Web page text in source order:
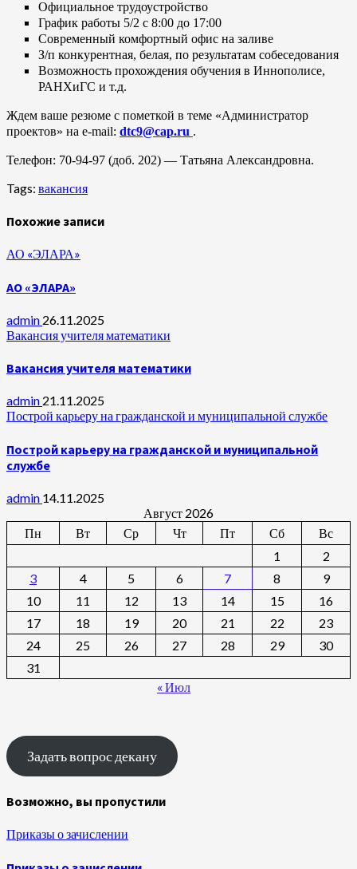
Официальное трудоустройство
График работы 5/2 с 8:00 до 17:00
Современный комфортный офис на заливе
З/п конкурентная, белая, по результатам собеседования
Возможность прохождения обучения в Иннополисе,
РАНХиГС и т.д.
Ждем ваше резюме с пометкой в теме «Администратор
проектов» на e-mail: dtc9@cap.ru .
Телефон: 70-94-97 (доб. 202) — Татьяна Александровна.
Tags: вакансия
Похожие записи
АО «ЭЛАРА»
АО «ЭЛАРА»
admin 26.11.2025
Вакансия учителя математики
Вакансия учителя математики
admin 21.11.2025
Построй карьеру на гражданской и муниципальной службе
Построй карьеру на гражданской и муниципальной
службе
admin 14.11.2025
Август 2026
Пн
Вт Ср Чт Пт Сб
Вс
1
2
3
4 5 6 7 8
9
10
11 12 13 14 15
16
17
18 19 20 21 22
23
24
25 26 27 28 29
30
31
« Июл
Задать вопрос декану
Возможно, вы пропустили
Приказы о зачислении